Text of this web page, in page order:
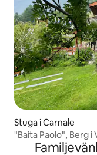
Stuga i Carnale
"Baita Paolo", Berg i